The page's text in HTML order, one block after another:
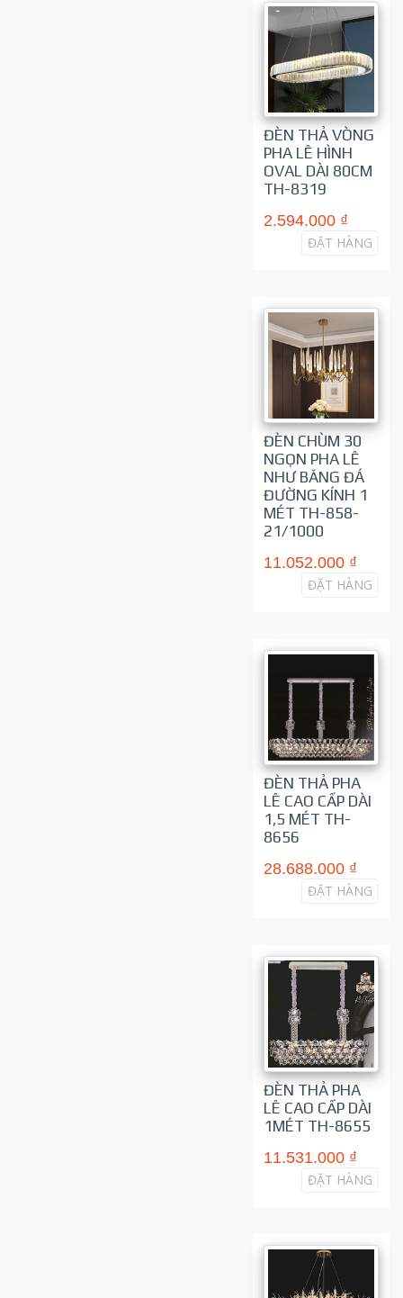
ĐÈN THẢ VÒNG
PHA LÊ HÌNH
OVAL DÀI 80CM
TH-8319
2.594.000 ₫
ĐẶT HÀNG
ĐÈN CHÙM 30
NGỌN PHA LÊ
NHƯ BĂNG ĐÁ
ĐƯỜNG KÍNH 1
MÉT TH-858-
21/1000
11.052.000 ₫
ĐẶT HÀNG
ĐÈN THẢ PHA
LÊ CAO CẤP DÀI
1,5 MÉT TH-
8656
28.688.000 ₫
ĐẶT HÀNG
ĐÈN THẢ PHA
LÊ CAO CẤP DÀI
1MÉT TH-8655
11.531.000 ₫
ĐẶT HÀNG